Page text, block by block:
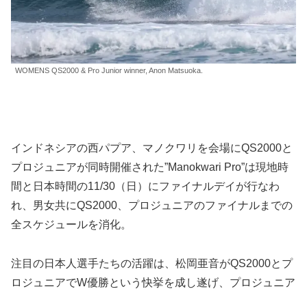
WOMENS QS2000 & Pro Junior winner, Anon Matsuoka.
インドネシアの西パプア、マノクワリを会場にQS2000と
プロジュニアが同時開催された”Manokwari Pro”は現地時
間と日本時間の11/30（日）にファイナルデイが行なわ
れ、男女共にQS2000、プロジュニアのファイナルまでの
全スケジュールを消化。
注目の日本人選手たちの活躍は、松岡亜音がQS2000とプ
ロジュニアでW優勝という快挙を成し遂げ、プロジュニア